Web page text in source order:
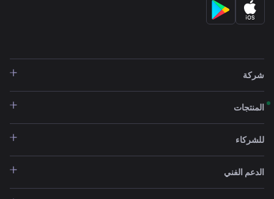
شركة
المنتجات
للشركاء
الدعم الفني